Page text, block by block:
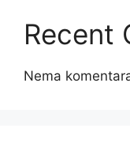
Recent
Nema